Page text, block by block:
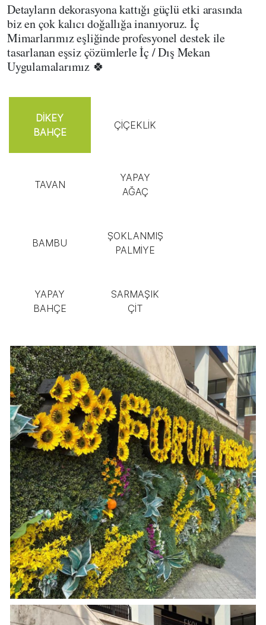
Detayların dekorasyona kattığı güçlü etki arasında
biz en çok kalıcı doğallığa inanıyoruz. İç
Mimarlarımız eşliğinde profesyonel destek ile
tasarlanan eşsiz çözümlerle İç / Dış Mekan
Uygulamalarımız 🍀
DİKEY
BAHÇE
ÇİÇEKLİK
TAVAN
YAPAY
AĞAÇ
BAMBU
ŞOKLANMIŞ
PALMİYE
YAPAY
BAHÇE
SARMAŞIK
ÇİT